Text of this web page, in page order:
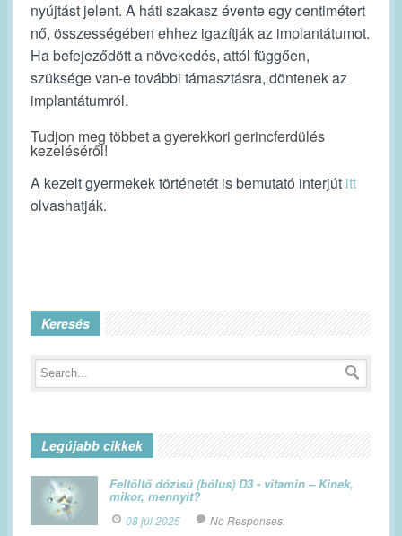
nyújtást jelent. A háti szakasz évente egy centimétert
nő, összességében ehhez igazítják az implantátumot.
Ha befejeződött a növekedés, attól függően,
szüksége van-e további támasztásra, döntenek az
implantátumról.
Tudjon meg többet a gyerekkori gerincferdülés
kezeléséről!
A kezelt gyermekek történetét is bemutató interjút itt
olvashatják.
Keresés
Legújabb cikkek
Feltöltő dózisú (bólus) D3 - vitamin – Kinek,
mikor, mennyit?
08 júl 2025 No Responses.